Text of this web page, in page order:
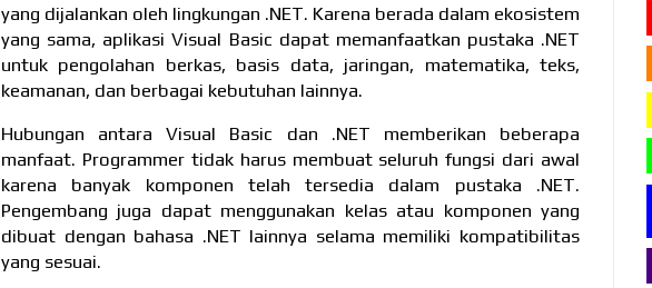
yang dijalankan oleh lingkungan .NET. Karena berada dalam ekosistem
yang sama, aplikasi Visual Basic dapat memanfaatkan pustaka .NET
untuk pengolahan berkas, basis data, jaringan, matematika, teks,
keamanan, dan berbagai kebutuhan lainnya.
Hubungan antara Visual Basic dan .NET memberikan beberapa
manfaat. Programmer tidak harus membuat seluruh fungsi dari awal
karena banyak komponen telah tersedia dalam pustaka .NET.
Pengembang juga dapat menggunakan kelas atau komponen yang
dibuat dengan bahasa .NET lainnya selama memiliki kompatibilitas
yang sesuai.